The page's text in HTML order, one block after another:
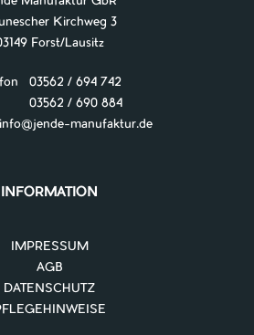
Kirchweg 3
Forst/Lausitz
03562 / 694 742
03562 / 690 884
manufaktur.de
INFORMATION
IMPRESSUM
AGB
DATENSCHUTZ